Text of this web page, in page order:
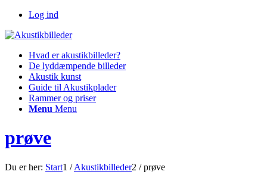
Log ind
Hvad er akustikbilleder?
De lyddæmpende billeder
Akustik kunst
Guide til Akustikplader
Rammer og priser
Menu Menu
prøve
Du er her: Start1 / Akustikbilleder2 / prøve